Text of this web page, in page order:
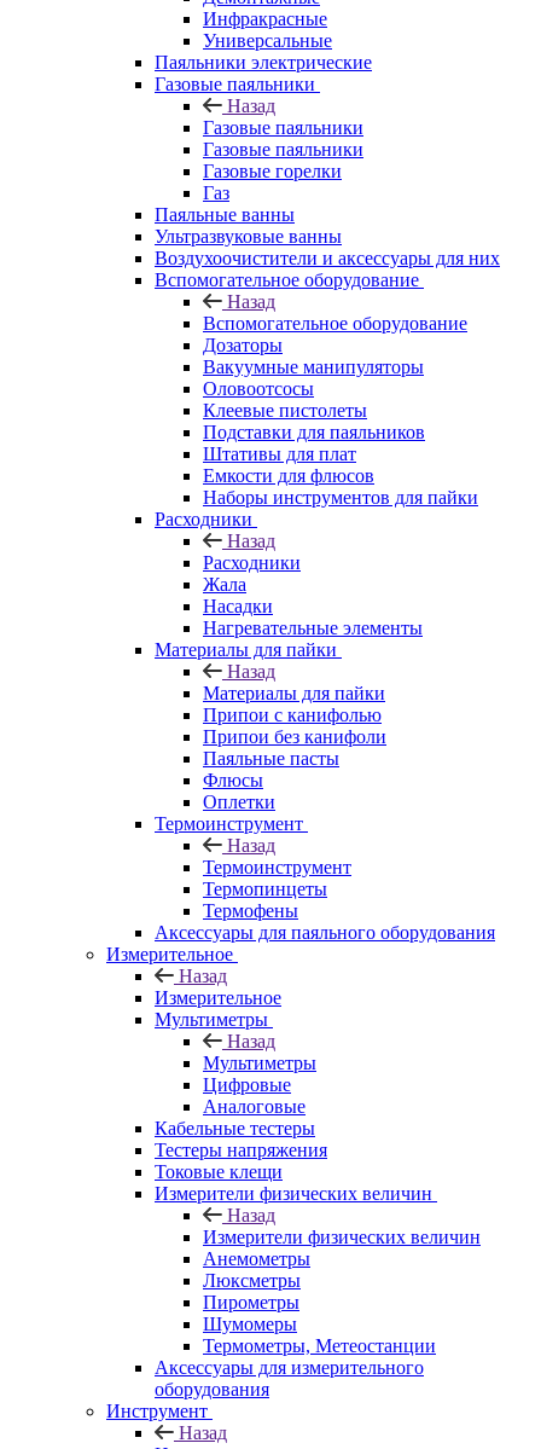
Инфракрасные
Универсальные
Паяльники электрические
Газовые паяльники
Назад
Газовые паяльники
Газовые паяльники
Газовые горелки
Газ
Паяльные ванны
Ультразвуковые ванны
Воздухоочистители и аксессуары для них
Вспомогательное оборудование
Назад
Вспомогательное оборудование
Дозаторы
Вакуумные манипуляторы
Оловоотсосы
Клеевые пистолеты
Подставки для паяльников
Штативы для плат
Емкости для флюсов
Наборы инструментов для пайки
Расходники
Назад
Расходники
Жала
Насадки
Нагревательные элементы
Материалы для пайки
Назад
Материалы для пайки
Припои с канифолью
Припои без канифоли
Паяльные пасты
Флюсы
Оплетки
Термоинструмент
Назад
Термоинструмент
Термопинцеты
Термофены
Аксессуары для паяльного оборудования
Измерительное
Назад
Измерительное
Мультиметры
Назад
Мультиметры
Цифровые
Аналоговые
Кабельные тестеры
Тестеры напряжения
Токовые клещи
Измерители физических величин
Назад
Измерители физических величин
Анемометры
Люксметры
Пирометры
Шумомеры
Термометры, Метеостанции
Аксессуары для измерительного
оборудования
Инструмент
Назад